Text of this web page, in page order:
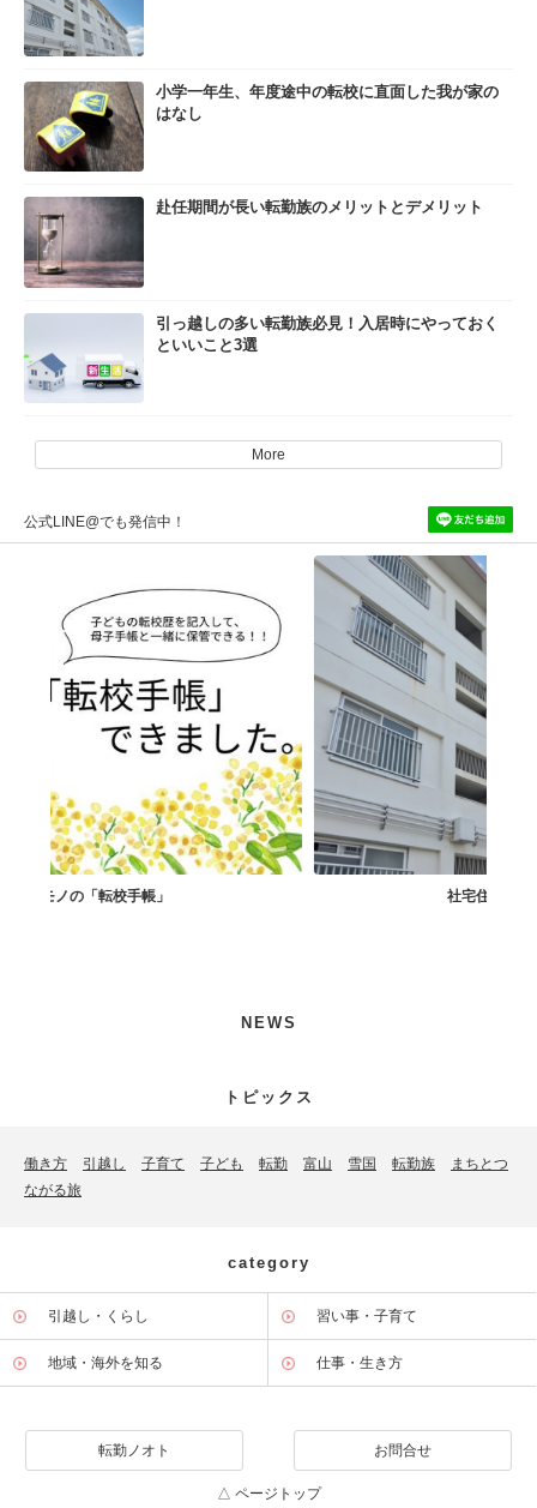
小学一年生、年度途中の転校に直面した我が家の
はなし
赴任期間が長い転勤族のメリットとデメリット
引っ越しの多い転勤族必見！入居時にやっておく
といいこと3選
More
公式LINE@でも発信中！
NEWS
トピックス
働き方 引越し 子育て 子ども 転勤 富山 雪国 転勤族
まちとつ
ながる旅
category
引越し・くらし 習い事・子育て
地域・海外を知る 仕事・生き方
転勤ノオト お問合せ
△ ページトップ